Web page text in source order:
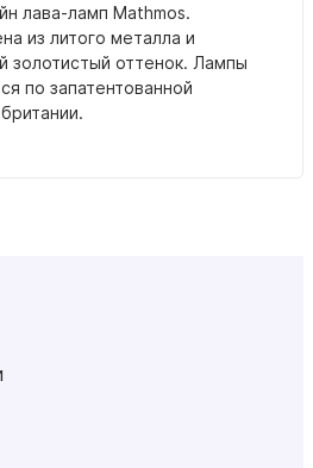
лава-ламп Mathmos.
из литого металла и
золотистый оттенок. Лампы
по запатентованной